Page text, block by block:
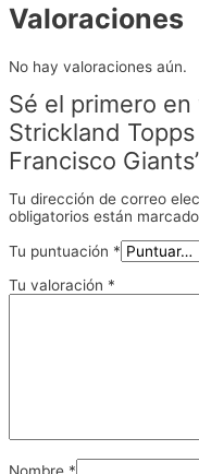
Valoraciones
No hay valoraciones aún.
Sé el primero
Strickland
Francisco
Tu dirección de correo
obligatorios están
Tu puntuación *
Tu valoración *